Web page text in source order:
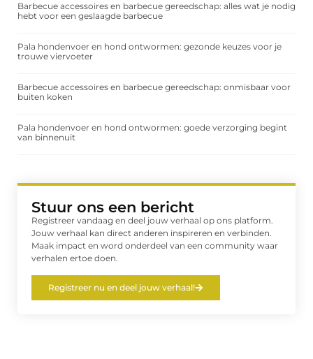
Barbecue accessoires en barbecue gereedschap: alles wat je nodig
hebt voor een geslaagde barbecue
Pala hondenvoer en hond ontwormen: gezonde keuzes voor je
trouwe viervoeter
Barbecue accessoires en barbecue gereedschap: onmisbaar voor
buiten koken
Pala hondenvoer en hond ontwormen: goede verzorging begint
van binnenuit
Stuur ons een bericht
Registreer vandaag en deel jouw verhaal op ons platform.
Jouw verhaal kan direct anderen inspireren en verbinden.
Maak impact en word onderdeel van een community waar
verhalen ertoe doen.
Registreer nu en deel jouw verhaal!